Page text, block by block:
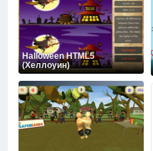
Halloween HTML5
(Хеллоуин)